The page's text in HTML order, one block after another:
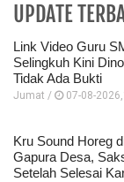
UPDATE
Link Video Guru
Selingkuh Kini
Tidak Ada Bukti
Jumat / 07-08-
Kru Sound Horeg
Gapura Desa,
Setelah Selesai